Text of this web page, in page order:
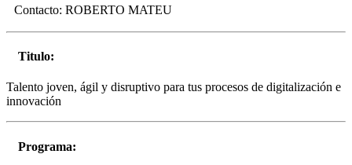
Contacto: ROBERTO MATEU
Titulo:
Talento joven, ágil y disruptivo para tus procesos de digitalización e
innovación
Programa: